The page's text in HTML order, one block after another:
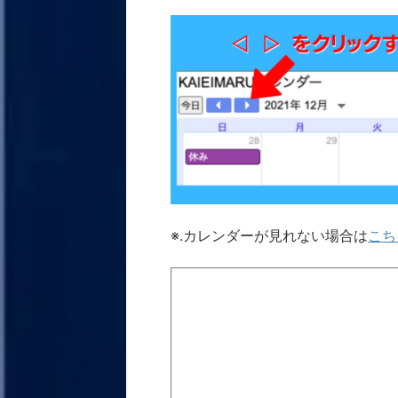
※.カレンダーが見れない場合はこ